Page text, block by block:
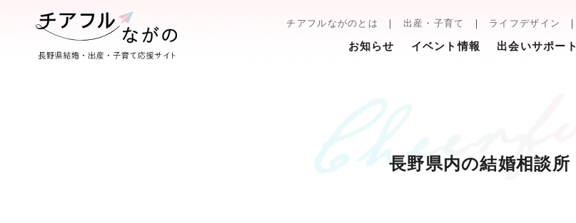
チアフルながのとは 出産・子育て ライフデザイン
お知らせ イベント情報 出会いサポート
長野県内の結婚相談所